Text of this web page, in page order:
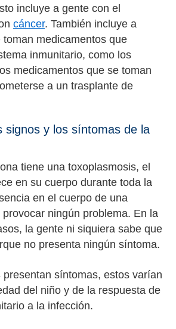
incluye a gente con el
cáncer. También incluye a
toman medicamentos que
inmunitario, como los
medicamentos que se toman
a un trasplante de
signos y los síntomas de la
tiene una toxoplasmosis, el
en su cuerpo durante toda la
en el cuerpo de una
ningún problema. En la
la gente ni siquiera sabe que
no presenta ningún síntoma.
presentan síntomas, estos varían
del niño y de la respuesta de
a la infección.